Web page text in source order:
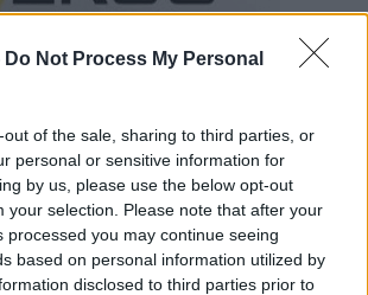
Do Not Process My Personal
out of the sale, sharing to third parties, or
personal or sensitive information for
by us, please use the below opt-out
your selection. Please note that after your
processed you may continue seeing
based on personal information utilized by
disclosed to third parties prior to